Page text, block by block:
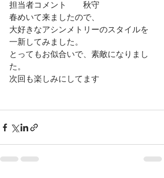
担当者コメント　　秋守
春めいて来ましたので、
大好きなアシンメトリーのスタイルを
一新してみました。
とってもお似合いで、素敵になりまし
た。
次回も楽しみにしてます